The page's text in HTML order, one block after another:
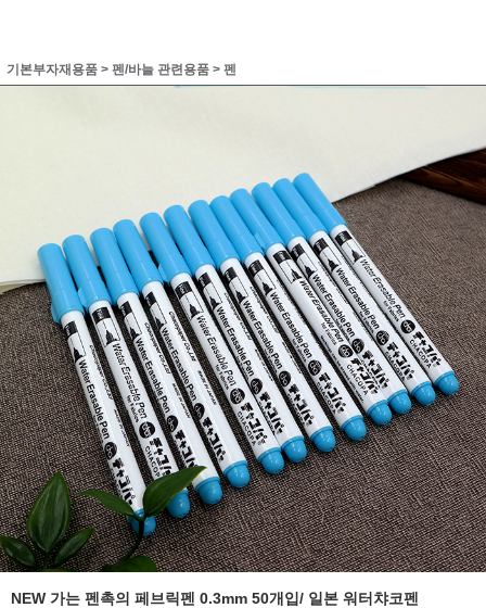
기본부자재용품 > 펜/바늘 관련용품 > 펜
NEW 가는 펜촉의 페브릭펜 0.3mm 50개입/ 일본 워터챠코펜